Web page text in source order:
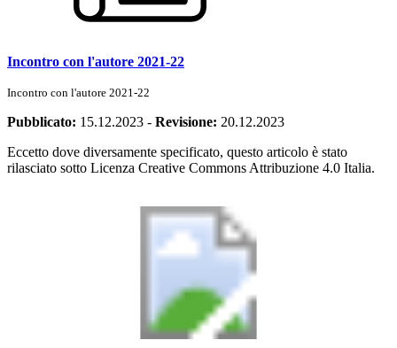
Incontro con l'autore 2021-22
Incontro con l'autore 2021-22
Pubblicato: 15.12.2023 - Revisione: 20.12.2023
Eccetto dove diversamente specificato, questo articolo è stato
rilasciato sotto Licenza Creative Commons Attribuzione 4.0 Italia.